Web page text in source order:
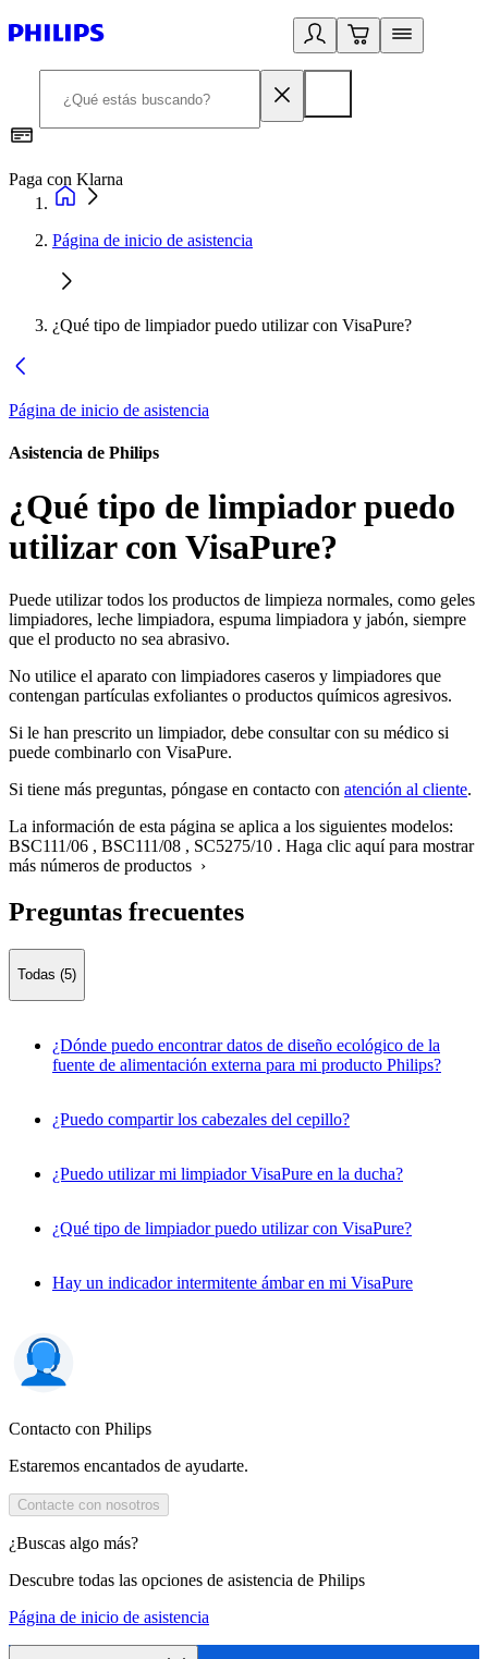
Paga con Klarna
Página de inicio de asistencia
¿Qué tipo de limpiador puedo utilizar con VisaPure?
Página de inicio de asistencia
Asistencia de Philips
¿Qué tipo de limpiador puedo
utilizar con VisaPure?
Puede utilizar todos los productos de limpieza normales, como geles
limpiadores, leche limpiadora, espuma limpiadora y jabón, siempre
que el producto no sea abrasivo.
No utilice el aparato con limpiadores caseros y limpiadores que
contengan partículas exfoliantes o productos químicos agresivos.
Si le han prescrito un limpiador, debe consultar con su médico si
puede combinarlo con VisaPure.
Si tiene más preguntas, póngase en contacto con atención al cliente.
La información de esta página se aplica a los siguientes modelos:
BSC111/06 , BSC111/08 , SC5275/10 . Haga clic aquí para mostrar
más números de productos ›
Preguntas frecuentes
Todas (5)
¿Dónde puedo encontrar datos de diseño ecológico de la
fuente de alimentación externa para mi producto Philips?
¿Puedo compartir los cabezales del cepillo?
¿Puedo utilizar mi limpiador VisaPure en la ducha?
¿Qué tipo de limpiador puedo utilizar con VisaPure?
Hay un indicador intermitente ámbar en mi VisaPure
Contacto con Philips
Estaremos encantados de ayudarte.
Contacte con nosotros
¿Buscas algo más?
Descubre todas las opciones de asistencia de Philips
Página de inicio de asistencia